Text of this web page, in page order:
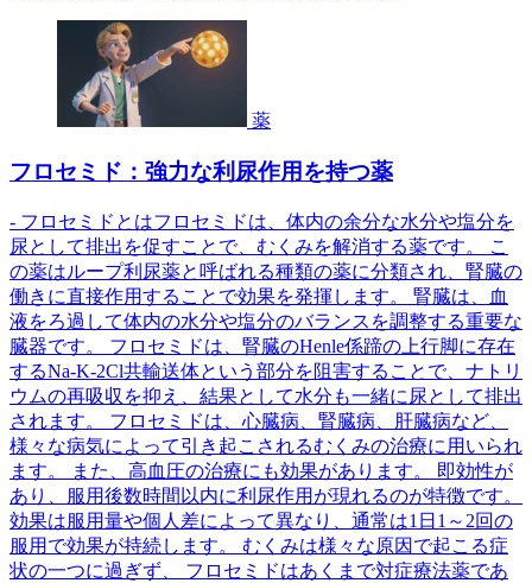
薬
フロセミド：強力な利尿作用を持つ薬
- フロセミドとはフロセミドは、体内の余分な水分や塩分を
尿として排出を促すことで、むくみを解消する薬です。 こ
の薬はループ利尿薬と呼ばれる種類の薬に分類され、腎臓の
働きに直接作用することで効果を発揮します。 腎臓は、血
液をろ過して体内の水分や塩分のバランスを調整する重要な
臓器です。 フロセミドは、腎臓のHenle係蹄の上行脚に存在
するNa-K-2Cl共輸送体という部分を阻害することで、ナトリ
ウムの再吸収を抑え、結果として水分も一緒に尿として排出
されます。 フロセミドは、心臓病、腎臓病、肝臓病など、
様々な病気によって引き起こされるむくみの治療に用いられ
ます。 また、高血圧の治療にも効果があります。 即効性が
あり、服用後数時間以内に利尿作用が現れるのが特徴です。
効果は服用量や個人差によって異なり、通常は1日1～2回の
服用で効果が持続します。 むくみは様々な原因で起こる症
状の一つに過ぎず、 フロセミドはあくまで対症療法薬であ